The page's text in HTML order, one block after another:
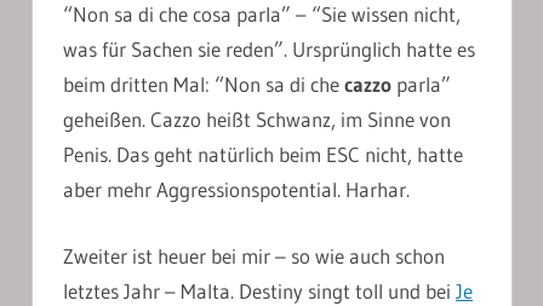
“Non sa di che cosa parla” – “Sie wissen nicht,
was für Sachen sie reden”. Ursprünglich hatte es
beim dritten Mal: “Non sa di checazzo parla”
geheißen. Cazzo heißt Schwanz, im Sinne von
Penis. Das geht natürlich beim ESC nicht, hatte
aber mehr Aggressionspotential. Harhar.
Zweiter ist heuer bei mir – so wie auch schon
letztes Jahr – Malta. Destiny singt toll und bei Je